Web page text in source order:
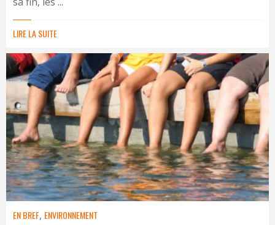
LIRE LA SUITE
EN BREF, ENVIRONNEMENT